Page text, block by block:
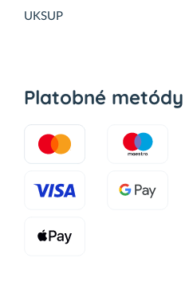
UKSUP
Platobné metódy